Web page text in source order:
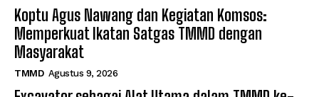
Koptu Agus Nawang dan Kegiatan Komsos:
Memperkuat Ikatan Satgas TMMD dengan
Masyarakat
TMMD Agustus 9, 2026